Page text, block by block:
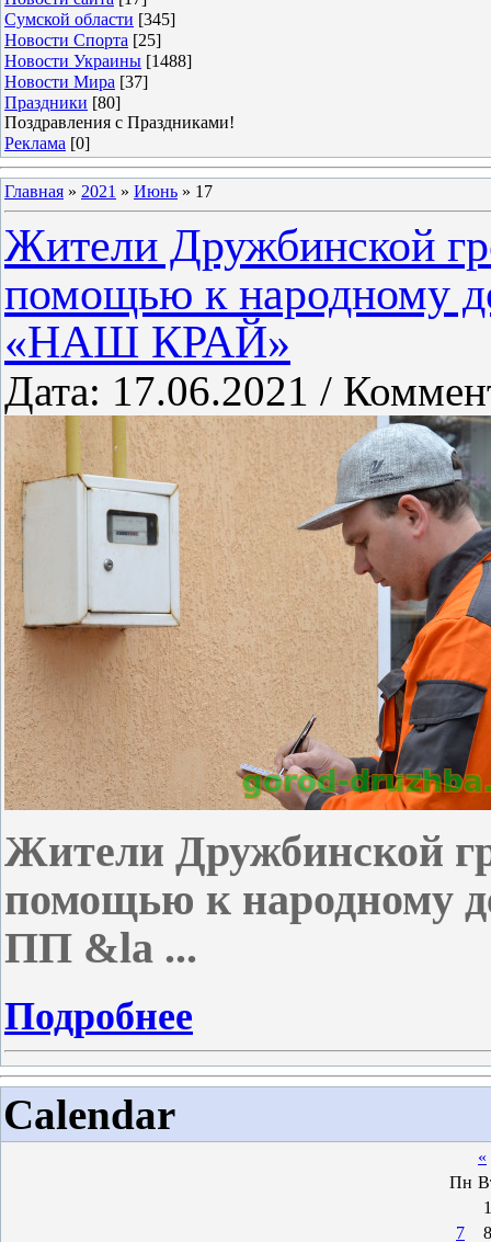
Сумской области [345]
Новости Спорта [25]
Новости Украины [1488]
Новости Мира [37]
Праздники [80]
Поздравления с Праздниками!
Реклама [0]
Главная » 2021 » Июнь » 17
Жители Дружбинской
помощью к народному
«НАШ КРАЙ»
Дата: 17.06.2021 /
Жители Дружбинской
помощью к народному
ПП &la ...
Подробнее
Calendar
«
Пн
1
7
8